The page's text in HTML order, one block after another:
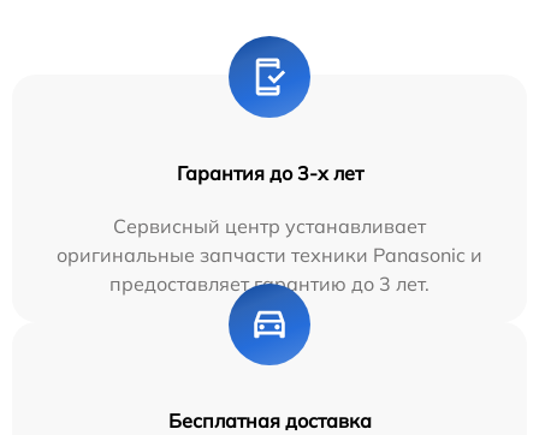
Гарантия до 3-х лет
Сервисный центр устанавливает
оригинальные запчасти техники Panasonic и
предоставляет гарантию до 3 лет.
Бесплатная доставка